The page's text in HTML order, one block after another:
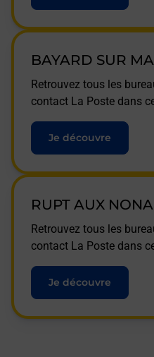
BAYARD SUR
Retrouvez tous les
contact La Poste dans
Je découvre
RUPT AUX
Retrouvez tous les
contact La Poste dans
Je découvre